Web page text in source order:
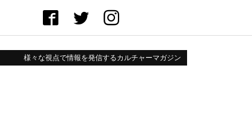
様々な視点で情報を発信するカルチャーマガジン